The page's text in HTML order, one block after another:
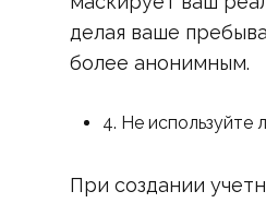
делая ваше
более анонимным.
4. Не используйте
При создании